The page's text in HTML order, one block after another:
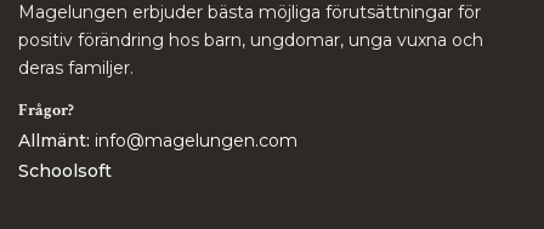
Magelungen erbjuder bästa möjliga förutsättningar för
positiv förändring hos barn, ungdomar, unga vuxna och
deras familjer.
Frågor?
Allmänt: info@magelungen.com
Schoolsoft